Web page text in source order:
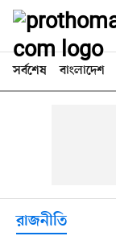
সর্বশেষ বাংলাদেশ
রাজনীতি